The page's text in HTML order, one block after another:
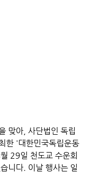
맞아, 사단법인 독립
한 '대한민국독립운동
29일 천도교 수운회
니다. 이날 행사는 일